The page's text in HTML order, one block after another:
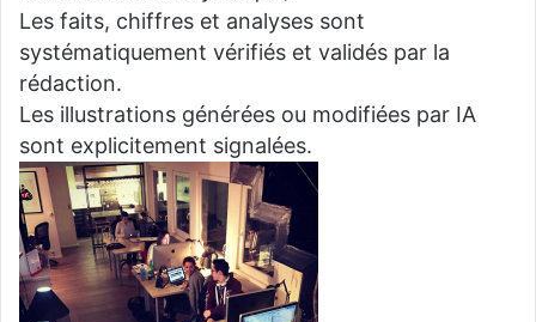
Les faits, chiffres et analyses sont
systématiquement vérifiés et validés par la
rédaction.
Les illustrations générées ou modifiées par IA
sont explicitement signalées.